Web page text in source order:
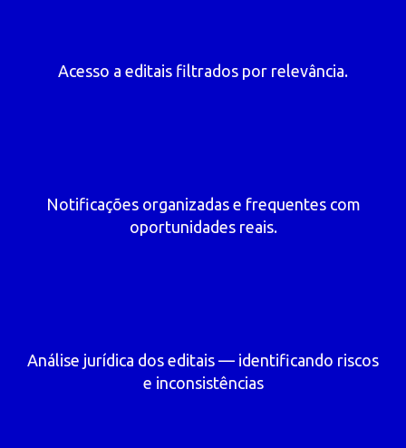
Acesso a editais filtrados por relevância.
Notificações organizadas e frequentes com
oportunidades reais.
Análise jurídica dos editais — identificando riscos
e inconsistências